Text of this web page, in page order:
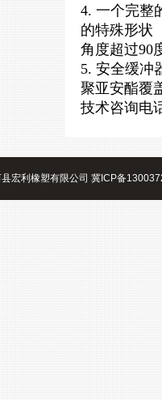
4. 一个完整
的特殊形状
角度超过90
5. 安全缓冲
聚亚安酯覆
技术咨询电
宏利橡塑有限公司 冀ICP备